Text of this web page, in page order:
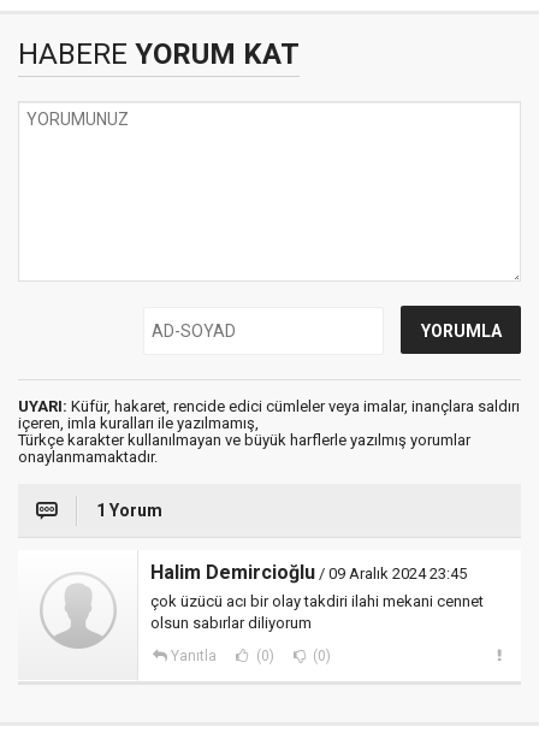
HABERE YORUM KAT
UYARI: Küfür, hakaret, rencide edici cümleler veya imalar, inançlara saldırı
içeren, imla kuralları ile yazılmamış,
Türkçe karakter kullanılmayan ve büyük harflerle yazılmış yorumlar
onaylanmamaktadır.
1 Yorum
Halim Demircioğlu / 09 Aralık 2024 23:45
çok üzücü acı bir olay takdiri ilahi mekani cennet
olsun sabırlar diliyorum
Yanıtla (0) (0)